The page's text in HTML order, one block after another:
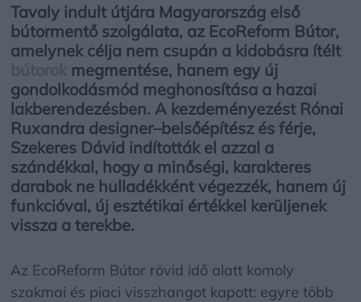
Tavaly indult útjára Magyarország első
bútormentő szolgálata, az EcoReform Bútor,
amelynek célja nem csupán a kidobásra ítélt
megmentése, hanem egy új
gondolkodásmód meghonosítása a hazai
lakberendezésben. A kezdeményezést Rónai
Ruxandra designer–belsőépítész és férje,
Szekeres Dávid indították el azzal a
szándékkal, hogy a minőségi, karakteres
darabok ne hulladékként végezzék, hanem új
funkcióval, új esztétikai értékkel kerüljenek
vissza a terekbe.
Az EcoReform Bútor rövid idő alatt komoly
szakmai és piaci visszhangot kapott: egyre több